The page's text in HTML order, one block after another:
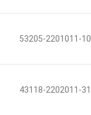
53205-2201011-10
43118-2202011-31